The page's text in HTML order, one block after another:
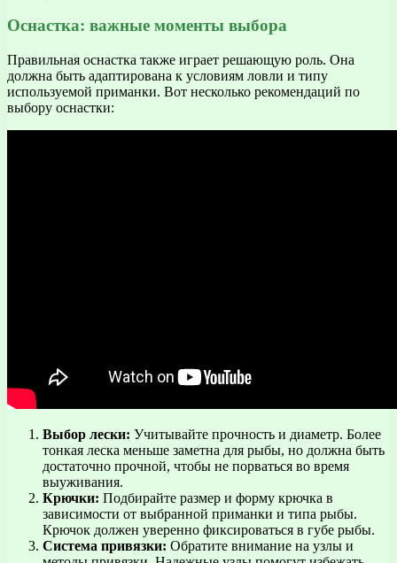
Оснастка: важные моменты выбора
Правильная оснастка также играет решающую роль. Она
должна быть адаптирована к условиям ловли и типу
используемой приманки. Вот несколько рекомендаций по
выбору оснастки:
Выбор лески: Учитывайте прочность и диаметр. Более
тонкая леска меньше заметна для рыбы, но должна быть
достаточно прочной, чтобы не порваться во время
выуживания.
Крючки: Подбирайте размер и форму крючка в
зависимости от выбранной приманки и типа рыбы.
Крючок должен уверенно фиксироваться в губе рыбы.
Система привязки: Обратите внимание на узлы и